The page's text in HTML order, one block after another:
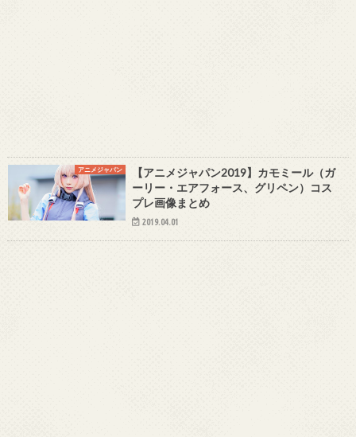
アニメジャパン
【アニメジャパン2019】カモミール（ガ
ーリー・エアフォース、グリペン）コス
プレ画像まとめ
2019.04.01